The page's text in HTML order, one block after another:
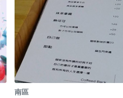
南區